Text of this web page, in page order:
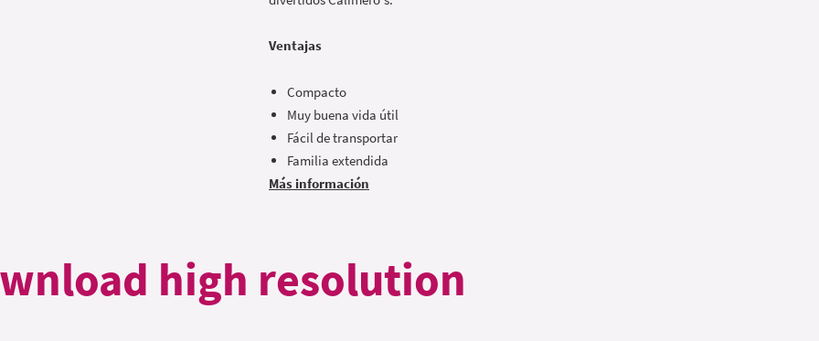
Ventajas
Compacto
Muy buena vida útil
Fácil de transportar
Familia extendida
Más información
high resolution